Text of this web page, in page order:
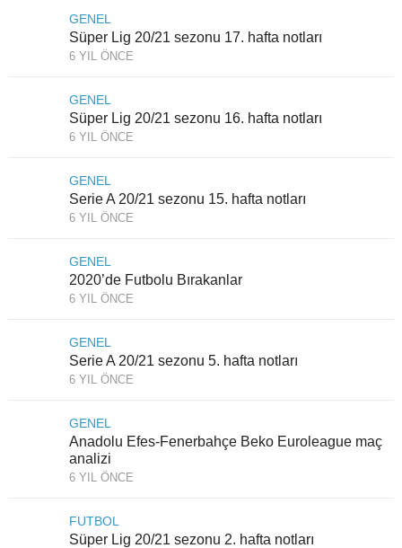
GENEL
Süper Lig 20/21 sezonu 17. hafta notları
6 YIL ÖNCE
GENEL
Süper Lig 20/21 sezonu 16. hafta notları
6 YIL ÖNCE
GENEL
Serie A 20/21 sezonu 15. hafta notları
6 YIL ÖNCE
GENEL
2020’de Futbolu Bırakanlar
6 YIL ÖNCE
GENEL
Serie A 20/21 sezonu 5. hafta notları
6 YIL ÖNCE
GENEL
Anadolu Efes-Fenerbahçe Beko Euroleague maç
analizi
6 YIL ÖNCE
FUTBOL
Süper Lig 20/21 sezonu 2. hafta notları